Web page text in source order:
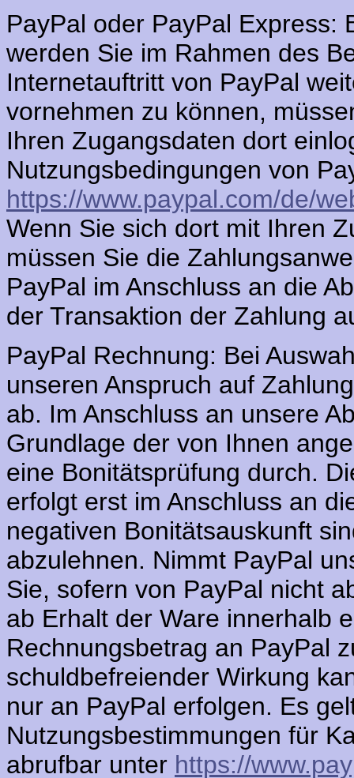
PayPal oder PayPal Express:
werden Sie im Rahmen des
Internetauftritt von PayPal
vornehmen zu können,
Ihren Zugangsdaten dort
Nutzungsbedingungen von
https://www.paypal.com/de/
Wenn Sie sich dort mit Ihren
müssen Sie die
PayPal im Anschluss an die
der Transaktion der Zahlung
PayPal Rechnung: Bei
unseren Anspruch auf
ab. Im Anschluss an unsere
Grundlage der von Ihnen
eine Bonitätsprüfung durch.
erfolgt erst im Anschluss an
negativen Bonitätsauskunft
abzulehnen. Nimmt PayPal
Sie, sofern von PayPal nicht
ab Erhalt der Ware innerhalb
Rechnungsbetrag an PayPal
schuldbefreiender Wirkung
nur an PayPal erfolgen. Es
Nutzungsbestimmungen für
abrufbar unter https://